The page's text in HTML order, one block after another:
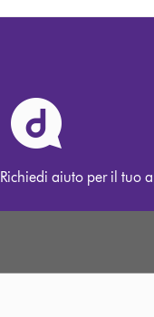
Richiedi aiuto per il tuo